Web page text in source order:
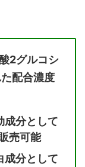
2グルコシ
配合濃度
分として
売可能
分として